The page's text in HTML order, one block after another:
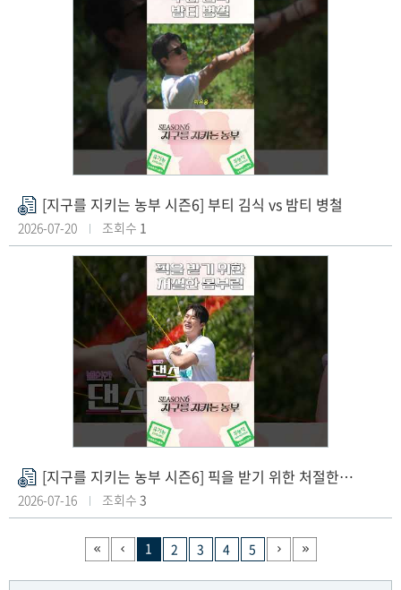
첨
부
파
[지구를 지키는 농부 시즌6] 부티 김식 vs 밤티 병철
2026-07-20 조회수 1
첨
부
파
[지구를 지키는 농부 시즌6] 픽을 받기 위한 처절한 몸부림
2026-07-16 조회수 3
1 2 3 4 5